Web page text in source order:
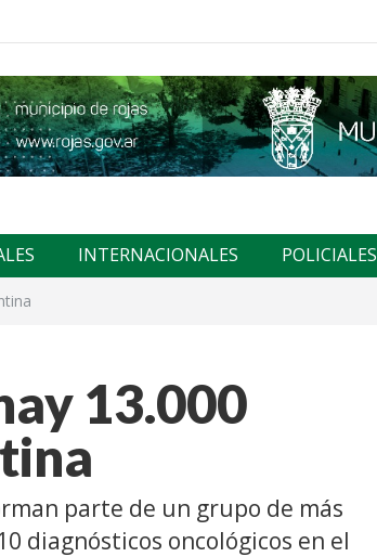
INTERNACIONALES POLICIALES
13.000
parte de un grupo de más
diagnósticos oncológicos en el